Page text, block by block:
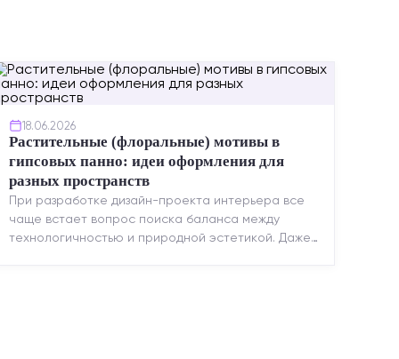
18.06.2026
Растительные (флоральные) мотивы в
гипсовых панно: идеи оформления для
разных пространств
При разработке дизайн-проекта интерьера все
чаще встает вопрос поиска баланса между
технологичностью и природной эстетикой. Даже